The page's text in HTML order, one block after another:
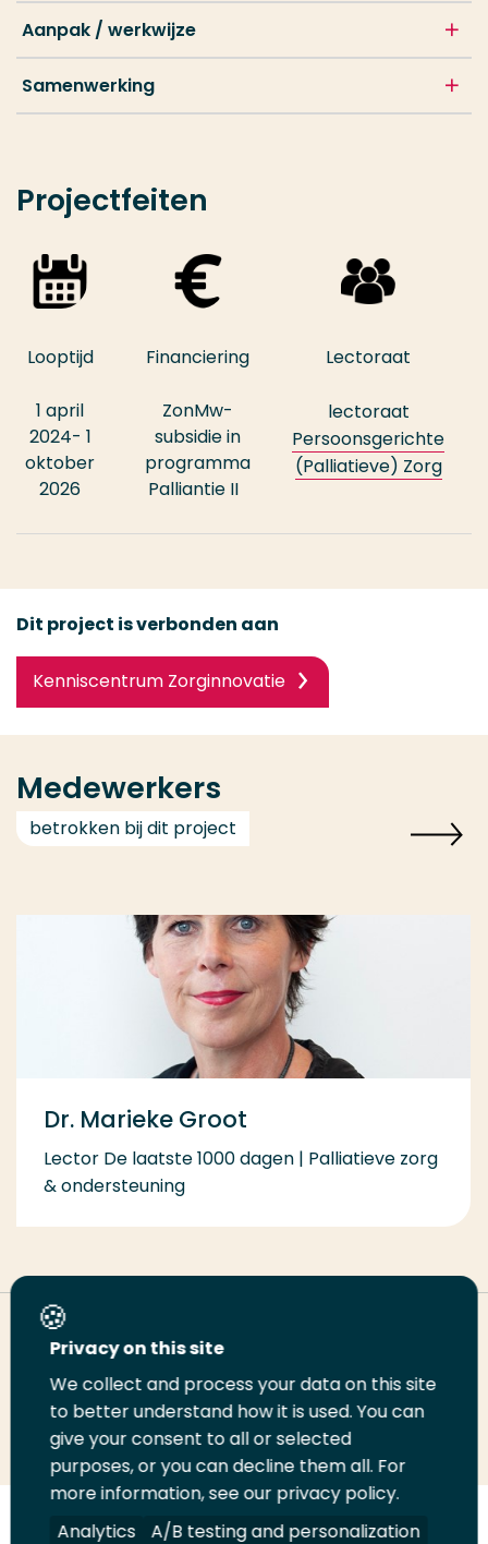
Aanpak / werkwijze
Samenwerking
Projectfeiten
Looptijd
1 april
2024- 1
oktober
2026
Financiering
ZonMw-
subsidie in
programma
Palliantie II
Lectoraat
lectoraat
Persoonsgerichte
(Palliatieve) Zorg
Dit project is verbonden aan
Kenniscentrum Zorginnovatie
Medewerkers
betrokken bij dit project
Dr. Marieke Groot
Lector De laatste 1000 dagen | Palliatieve zorg
& ondersteuning
Deel deze pagina
Deel
LinkedIn
Deel
op
Twitter
Deel
op
Facebook
Email
deze
pagina
Print
deze
pagina
VolgVolgVolgVolg
Privacy on this site
We collect and process your data on this site
to better understand how it is used. You can
give your consent to all or selected
purposes, or you can decline them all. For
more information, see our privacy policy.
Analytics
A/B testing and personalization